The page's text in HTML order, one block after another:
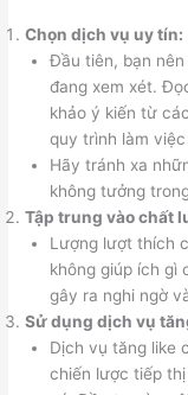
Chọn dịch vụ uy tín:
Đầu tiên, bạn
đang xem xét.
khảo ý kiến từ
quy trình làm
Hãy tránh xa
không tưởng
Tập trung vào chất
Lượng lượt thích
không giúp ích gì
gây ra nghi ngờ
Sử dụng dịch vụ
Dịch vụ tăng like
chiến lược tiếp